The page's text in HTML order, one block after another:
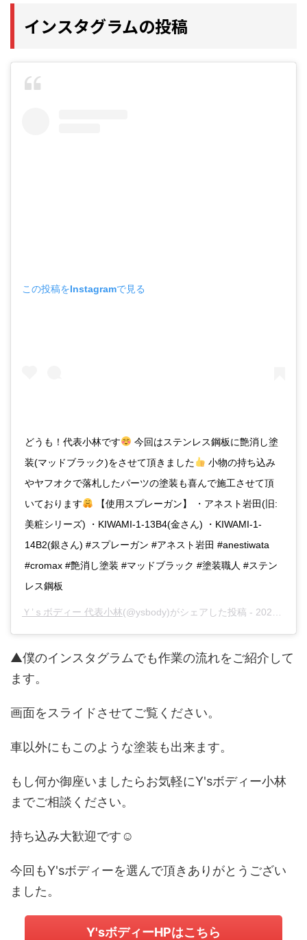
インスタグラムの投稿
この投稿をInstagramで見る
どうも！代表小林です
今回はステンレス鋼板に艶消し塗
装(マッドブラック)をさせて頂きました
小物の持ち込み
やヤフオクで落札したパーツの塗装も喜んで施工させて頂
いております
【使用スプレーガン】 ・アネスト岩田(旧:
美粧シリーズ) ・KIWAMI-1-13B4(金さん) ・KIWAMI-1-
14B2(銀さん) #スプレーガン #アネスト岩田 #anestiwata
#cromax #艶消し塗装 #マッドブラック #塗装職人 #ステン
レス鋼板
Ｙ’ｓボディー 代表小林(@ysbody)がシェアした投稿 - 2020年 9月月19日午後5時48分PDT
▲僕のインスタグラムでも作業の流れをご紹介して
ます。
画面をスライドさせてご覧ください。
車以外にもこのような塗装も出来ます。
もし何か御座いましたらお気軽にY'sボディー小林
までご相談ください。
持ち込み大歓迎です☺
今回もY'sボディーを選んで頂きありがとうござい
ました。
Y'sボディーHPはこちら